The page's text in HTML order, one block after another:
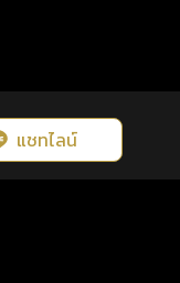
แชทไลน์
ะสบการณ์ที่ดี
ตัว คลิกดูดวงฟรี